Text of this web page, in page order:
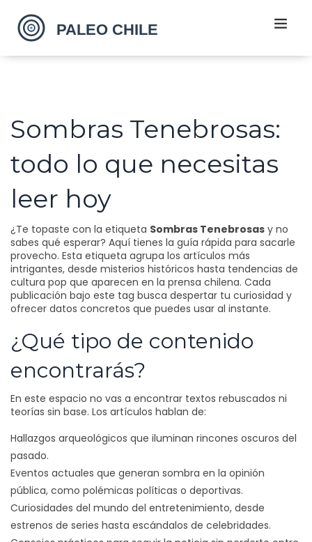
Sombras Tenebrosas:
todo lo que necesitas
leer hoy
¿Te topaste con la etiqueta Sombras Tenebrosas y no
sabes qué esperar? Aquí tienes la guía rápida para sacarle
provecho. Esta etiqueta agrupa los artículos más
intrigantes, desde misterios históricos hasta tendencias de
cultura pop que aparecen en la prensa chilena. Cada
publicación bajo este tag busca despertar tu curiosidad y
ofrecer datos concretos que puedes usar al instante.
¿Qué tipo de contenido
encontrarás?
En este espacio no vas a encontrar textos rebuscados ni
teorías sin base. Los artículos hablan de:
Hallazgos arqueológicos que iluminan rincones oscuros del
pasado.
Eventos actuales que generan sombra en la opinión
pública, como polémicas políticas o deportivas.
Curiosidades del mundo del entretenimiento, desde
estrenos de series hasta escándalos de celebridades.